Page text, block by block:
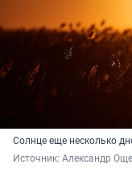
Солнце еще несколько
Источник: Александр